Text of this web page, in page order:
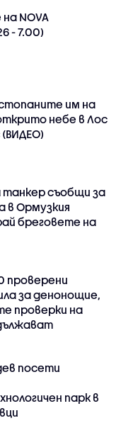
NOVA
- 7.00)
им на
небе в Лос
танкер съобщи за
в Ормузкия
бреговете на
проверени
за денонощие,
проверки на
посети
парк в